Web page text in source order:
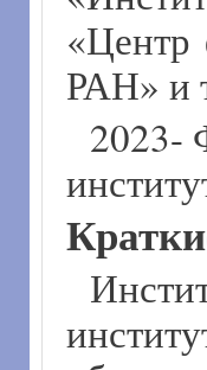
«Центр
РАН» и
2023-